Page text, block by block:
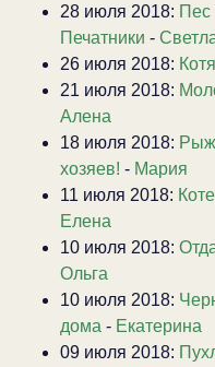
28 июля 2018: Пес
Печатники -
26 июля 2018:
21 июля 2018:
Алена
18 июля 2018:
хозяев! - Мария
11 июля 2018:
Елена
10 июля 2018:
Ольга
10 июля 2018:
дома - Екатерина
09 июля 2018: